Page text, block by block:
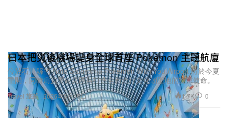
Travel 旅遊
日本把災後機場變身全球首座 Pokémon 主題航廈
位於石川縣的 Noto Satoyama Pokémon With You Airport 將於今夏
重開，同時肩負重建災區與打造全新流行文化朝聖地的雙重使命。
2026年5月18日 1.7K 0